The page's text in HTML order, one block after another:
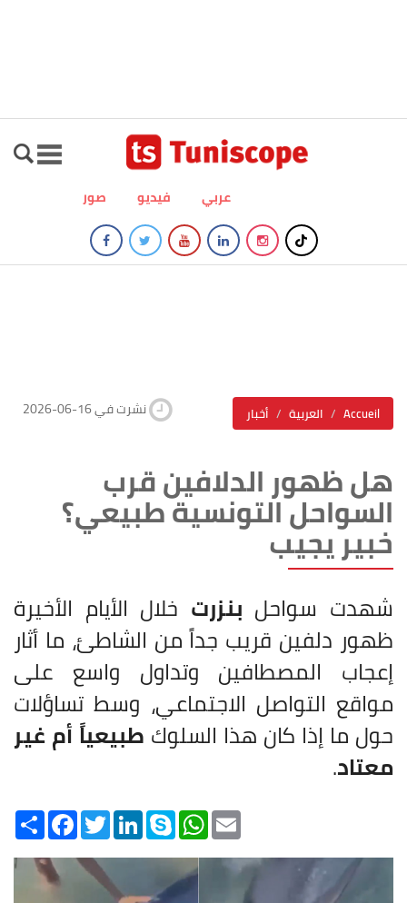
صور فيديو عربي
أخبار العربية Accueil 2026-06-16 نشرت في
هل ظهور الدلافين قرب
السواحل التونسية طبيعي؟
خبير يجيب
شهدت سواحل بنزرت خلال الأيام الأخيرة
ظهور دلفين قريب جداً من الشاطئ، ما أثار
إعجاب المصطافين وتداول واسع على
مواقع التواصل الاجتماعي، وسط تساؤلات
حول ما إذا كان هذا السلوك طبيعياً أم غير
معتاد.
Share
FacebookTwitterLinkedInSkype
WhatsAppEmail